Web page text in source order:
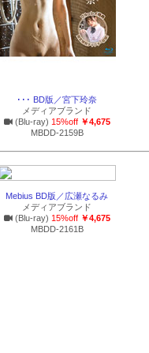
･･･ BD版／宮下玲奈
メディアブランド
(Blu-ray) 15%off ￥4,675
MBDD-2159B
Mebius BD版／広瀬なるみ
メディアブランド
(Blu-ray) 15%off ￥4,675
MBDD-2161B